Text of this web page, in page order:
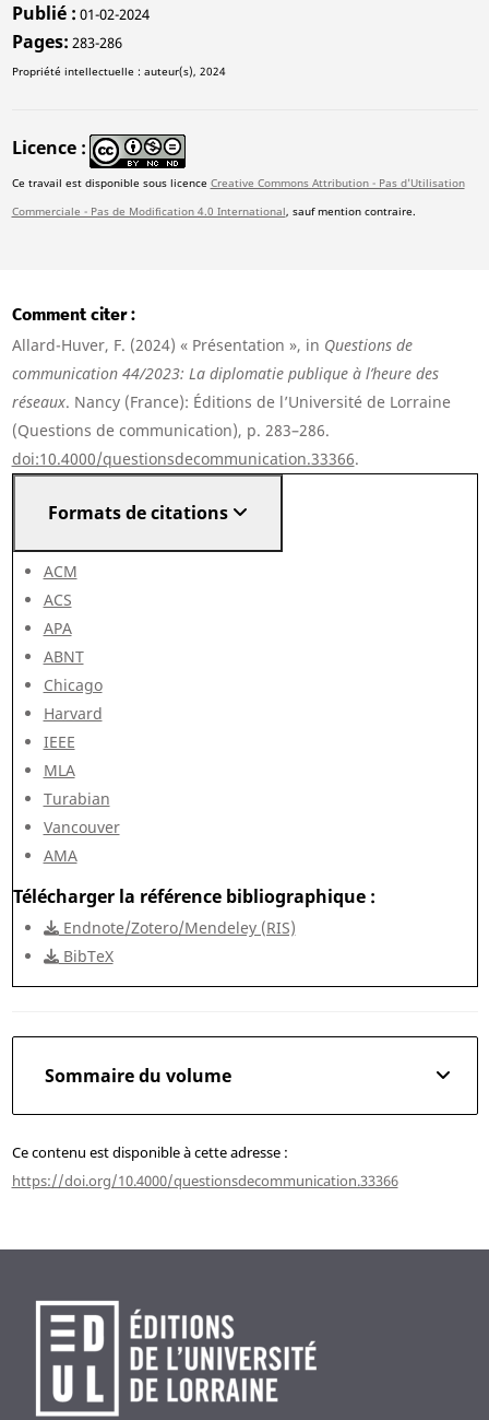
Publié 01-02-2024
Pages 283-286
Propriété intellectuelle : auteur(s), 2024
Licence
Ce travail est disponible sous licence Creative Commons Attribution - Pas d'Utilisation
Commerciale - Pas de Modification 4.0 International, sauf mention contraire.
Comment citer
Allard-Huver, F. (2024) « Présentation », in Questions de
communication 44/2023: La diplomatie publique à l’heure des
réseaux. Nancy (France): Éditions de l’Université de Lorraine
(Questions de communication), p. 283–286.
doi:10.4000/questionsdecommunication.33366.
Formats de citations
ACM
ACS
APA
ABNT
Chicago
Harvard
IEEE
MLA
Turabian
Vancouver
AMA
Télécharger la référence bibliographique
Endnote/Zotero/Mendeley (RIS)
BibTeX
Sommaire du volume
Ce contenu est disponible à cette adresse :
https://doi.org/10.4000/questionsdecommunication.33366